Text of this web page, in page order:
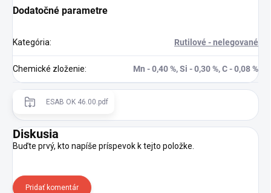
Dodatočné parametre
Kategória: Rutilové - nelegované
Chemické zloženie: Mn - 0,40 %, Si - 0,30 %, C - 0,08 %
ESAB OK 46.00.pdf
Diskusia
Buďte prvý, kto napíše príspevok k tejto položke.
Pridať komentár